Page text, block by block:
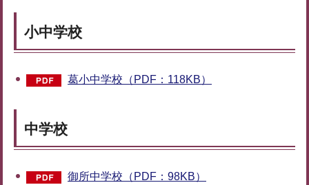
小中学校
葛小中学校（PDF：118KB）
中学校
御所中学校（PDF：98KB）